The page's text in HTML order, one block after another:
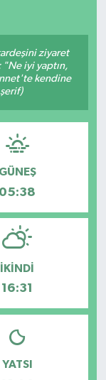
ziyaret
iyi yaptın,
kendine
GÜNEŞ
05:38
İKINDI
16:31
YATSI